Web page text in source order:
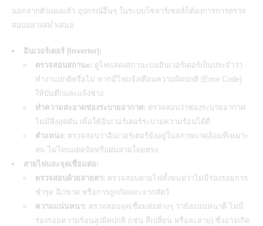
นอกจากตัวแผงแล้ว อุปกรณ์อื่นๆ ในระบบโซลาร์เซลล์ก็ต้องการการตรวจ
สอบอย่างสม่ำเสมอ
อินเวอร์เตอร์ (Inverter):
ตรวจสอบสถานะ: ดูไฟแสดงสถานะบนอินเวอร์เตอร์เป็นประจำว่า
ทำงานปกติหรือไม่ หากมีไฟแจ้งเตือนความผิดปกติ (Error Code)
ให้บันทึกและแจ้งช่าง
ทำความสะอาดช่องระบายอากาศ: ตรวจสอบว่าช่องระบายอากาศ
ไม่มีสิ่งอุดตัน เพื่อให้อินเวอร์เตอร์ระบายความร้อนได้ดี
ตำแหน่ง: ตรวจสอบว่าอินเวอร์เตอร์ยังอยู่ในสภาพแวดล้อมที่เหมาะ
สม ไม่โดนแดดจัดหรือฝนสาดโดยตรง
สายไฟและจุดเชื่อมต่อ:
ตรวจสอบด้วยสายตา: ตรวจสอบสายไฟทั้งหมดว่าไม่มีร่องรอยการ
ชำรุด ฉีกขาด หรือการถูกกัดแทะจากสัตว์
ความแน่นหนา: ตรวจสอบจุดเชื่อมต่อต่างๆ ว่ายังแน่นหนาดี ไม่มี
ร่องรอยความร้อนสูงผิดปกติ (เช่น สีเปลี่ยน หรือละลาย) ซึ่งอาจเกิด